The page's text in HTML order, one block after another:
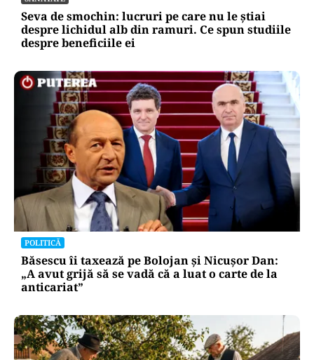
Seva de smochin: lucruri pe care nu le știai
despre lichidul alb din ramuri. Ce spun studiile
despre beneficiile ei
POLITICĂ
Băsescu îi taxează pe Bolojan și Nicușor Dan:
„A avut grijă să se vadă că a luat o carte de la
anticariat”